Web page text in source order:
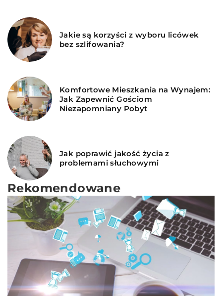
Jakie są korzyści z wyboru licówek
bez szlifowania?
Komfortowe Mieszkania na Wynajem:
Jak Zapewnić Gościom
Niezapomniany Pobyt
Jak poprawić jakość życia z
problemami słuchowymi
Rekomendowane